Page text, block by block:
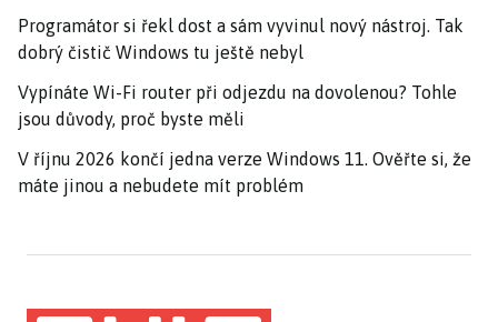
Programátor si řekl dost a sám vyvinul nový nástroj. Tak
dobrý čistič Windows tu ještě nebyl
Vypínáte Wi-Fi router při odjezdu na dovolenou? Tohle
jsou důvody, proč byste měli
V říjnu 2026 končí jedna verze Windows 11. Ověřte si, že
máte jinou a nebudete mít problém